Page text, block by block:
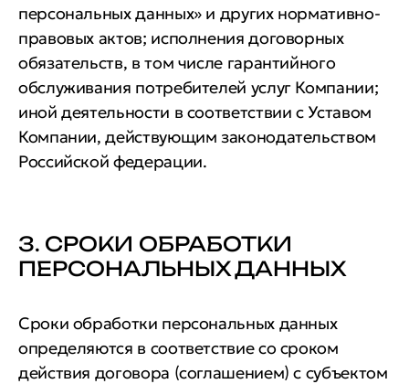
персональных данных» и других нормативно-
правовых актов; исполнения договорных
обязательств, в том числе гарантийного
обслуживания потребителей услуг Компании;
иной деятельности в соответствии с Уставом
Компании, действующим законодательством
Российской федерации.
3. СРОКИ ОБРАБОТКИ
ПЕРСОНАЛЬНЫХ ДАННЫХ
Сроки обработки персональных данных
определяются в соответствие со сроком
действия договора (соглашением) с субъектом